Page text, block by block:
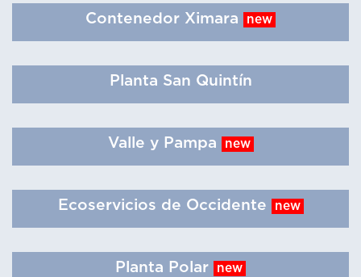
Contenedor Ximara new
Planta San Quintín
Valle y Pampa new
Ecoservicios de Occidente new
Planta Polar new